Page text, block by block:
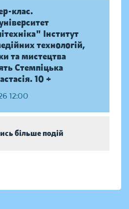
клас.
Інститут
технологій,
та мистецтва
Стемпіцька
10 +
12:00
більше подій